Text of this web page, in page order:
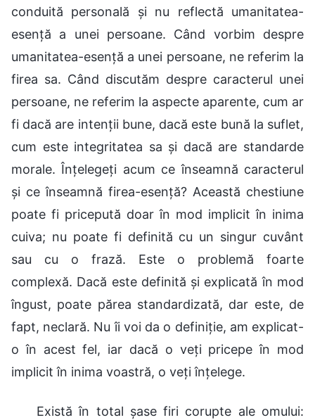
conduită personală și nu reflectă umanitatea-
esență a unei persoane. Când vorbim despre
umanitatea-esență a unei persoane, ne referim la
firea sa. Când discutăm despre caracterul unei
persoane, ne referim la aspecte aparente, cum ar
fi dacă are intenții bune, dacă este bună la suflet,
cum este integritatea sa și dacă are standarde
morale. Înțelegeți acum ce înseamnă caracterul
și ce înseamnă firea-esență? Această chestiune
poate fi pricepută doar în mod implicit în inima
cuiva; nu poate fi definită cu un singur cuvânt
sau cu o frază. Este o problemă foarte
complexă. Dacă este definită și explicată în mod
îngust, poate părea standardizată, dar este, de
fapt, neclară. Nu îi voi da o definiție, am explicat-
o în acest fel, iar dacă o veți pricepe în mod
implicit în inima voastră, o veți înțelege.
Există în total șase firi corupte ale omului: